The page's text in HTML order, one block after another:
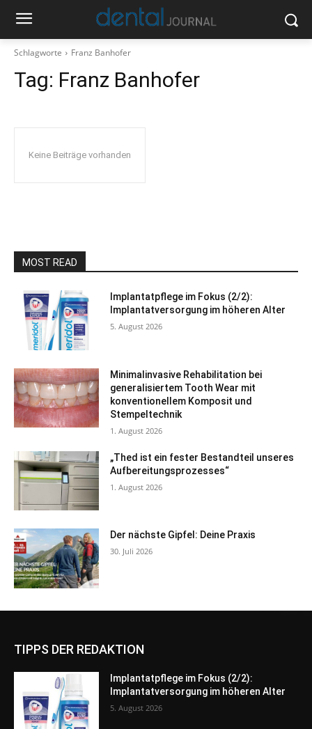
Schlagworte Franz Banhofer
Tag: Franz Banhofer
Keine Beiträge vorhanden
MOST READ
Implantatpflege im Fokus (2/2):
Implantatversorgung im höheren Alter
5. August 2026
Minimalinvasive Rehabilitation bei
generalisiertem Tooth Wear mit
konventionellem Komposit und
Stempeltechnik
1. August 2026
„Thed ist ein fester Bestandteil unseres
Aufbereitungsprozesses“
1. August 2026
Der nächste Gipfel: Deine Praxis
30. Juli 2026
TIPPS DER REDAKTION
Implantatpflege im Fokus (2/2):
Implantatversorgung im höheren Alter
5. August 2026